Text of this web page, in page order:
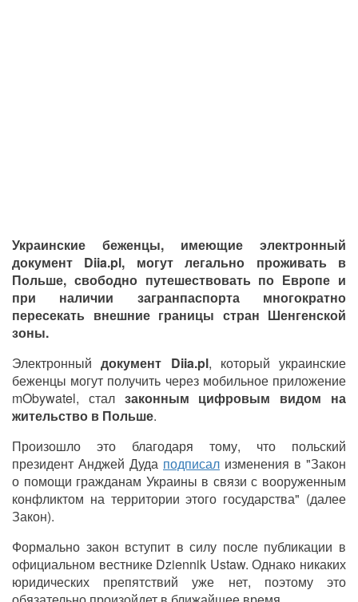
Украинские беженцы, имеющие электронный
документ Diia.pl, могут легально проживать в
Польше, свободно путешествовать по Европе и
при наличии загранпаспорта многократно
пересекать внешние границы стран Шенгенской
зоны.
Электронныйдокумент Diia.pl, который украинские
беженцы могут получить через мобильное приложение
mObywatel, стал законным цифровым видом на
жительство в Польше.
Произошло это благодаря тому, что польский
президент Анджей Дуда подписал изменения в "Закон
о помощи гражданам Украины в связи с вооруженным
конфликтом на территории этого государства" (далее
Закон).
Формально закон вступит в силу после публикации в
официальном вестнике Dziennik Ustaw. Однако никаких
юридических препятствий уже нет, поэтому это